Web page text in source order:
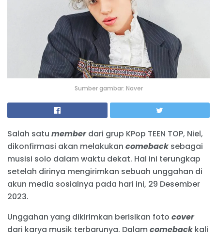
Sumber gambar: Naver
Salah satu memberdari grup KPop TEEN TOP, Niel,
dikonfirmasi akan melakukan comebacksebagai
musisi solo dalam waktu dekat. Hal ini terungkap
setelah dirinya mengirimkan sebuah unggahan di
akun media sosialnya pada hari ini, 29 Desember
2023.
Unggahan yang dikirimkan berisikan foto cover
dari karya musik terbarunya. Dalamcomebackkali